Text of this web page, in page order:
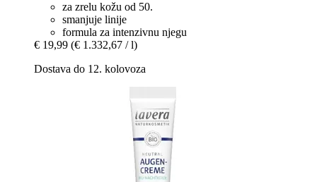
za zrelu kožu od 50.
smanjuje linije
formula za intenzivnu njegu
€ 19,99 (€ 1.332,67 / l)
Dostava do 12. kolovoza